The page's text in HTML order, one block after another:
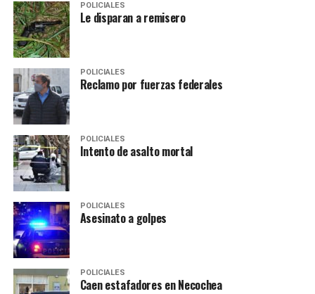
POLICIALES
Le disparan a remisero
POLICIALES
Reclamo por fuerzas federales
POLICIALES
Intento de asalto mortal
POLICIALES
Asesinato a golpes
POLICIALES
Caen estafadores en Necochea